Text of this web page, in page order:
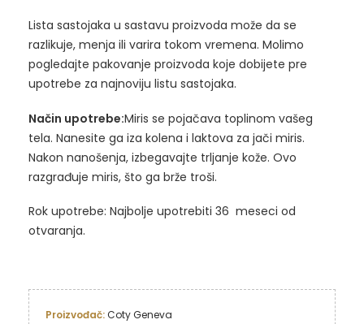
Lista sastojaka u sastavu proizvoda može da se
razlikuje, menja ili varira tokom vremena. Molimo
pogledajte pakovanje proizvoda koje dobijete pre
upotrebe za najnoviju listu sastojaka.
Način upotrebe:Miris se pojačava toplinom vašeg
tela. Nanesite ga iza kolena i laktova za jači miris.
Nakon nanošenja, izbegavajte trljanje kože. Ovo
razgrađuje miris, što ga brže troši.
Rok upotrebe: Najbolje upotrebiti 36 meseci od
otvaranja.
Proizvođač: